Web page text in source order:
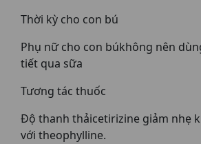
Thời kỳ cho con bú
Phụ nữ cho con búkhông nên
tiết qua sữa
Tương tác thuốc
Độ thanh thảicetirizine giảm nhẹ
với theophylline.